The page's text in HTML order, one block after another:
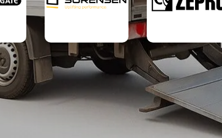
Passend
Passend
für: